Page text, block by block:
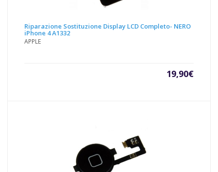
Riparazione Sostituzione Display LCD Completo- NERO
iPhone 4 A1332
APPLE
19,90€